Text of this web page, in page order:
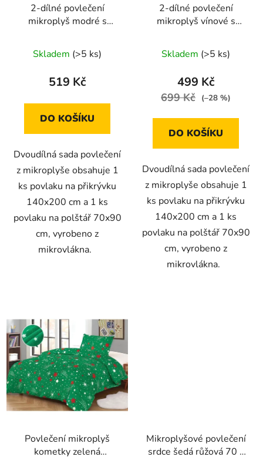
2-dílné povlečení
mikroplyš modré s
140x200
Skladem (>5 ks)
519 Kč
DO KOŠÍKU
Dvoudílná sada povlečení
z mikroplyše obsahuje 1
ks povlaku na přikrývku
140x200 cm a 1 ks
povlaku na polštář 70x90
cm, vyrobeno z
mikrovlákna.
2-dílné povlečení
mikroplyš vínové s
140x200 s vánočním
motivem
Skladem (>5 ks)
499 Kč
699 Kč (–28 %)
DO KOŠÍKU
Dvoudílná sada povlečení
z mikroplyše obsahuje 1
ks povlaku na přikrývku
140x200 cm a 1 ks
povlaku na polštář 70x90
cm, vyrobeno z
mikrovlákna.
Povlečení mikroplyš
kometky zelená
Mikroplyšové povlečení
srdce šedá růžová 70 x